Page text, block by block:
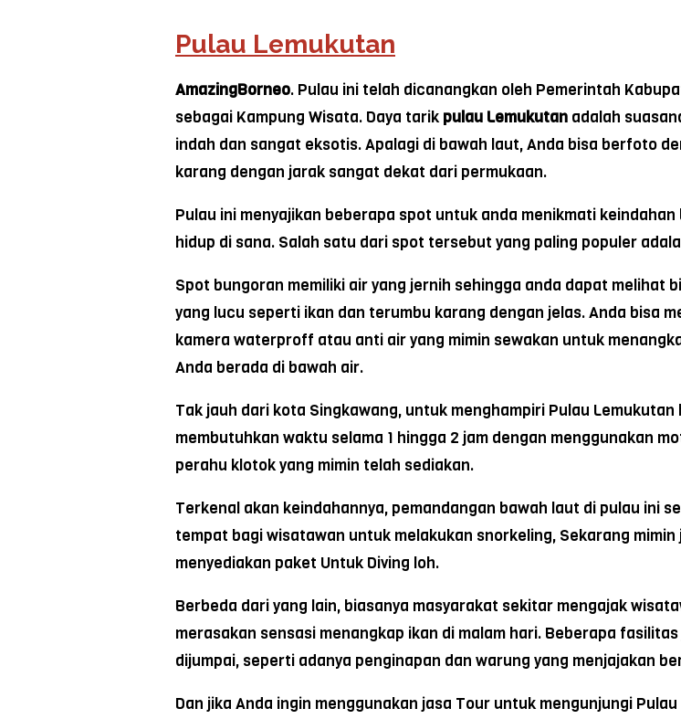
Pulau Lemukutan
AmazingBorneo. Pulau ini telah dicanangkan oleh Pemerintah
sebagai Kampung Wisata. Daya tarikpulau Lemukutan adalah
indah dan sangat eksotis. Apalagi di bawah laut, Anda bisa berfoto
karang dengan jarak sangat dekat dari permukaan.
Pulau ini menyajikan beberapa spot untuk anda menikmati
hidup di sana. Salah satu dari spot tersebut yang paling populer
Spot bungoran memiliki air yang jernih sehingga anda dapat melihat
yang lucu seperti ikan dan terumbu karang dengan jelas. Anda bisa
kamera waterproff atau anti air yang mimin sewakan untuk
Anda berada di bawah air.
Tak jauh dari kota Singkawang, untuk menghampiri Pulau Lemukutan
membutuhkan waktu selama 1 hingga 2 jam dengan menggunakan
perahu klotok yang mimin telah sediakan.
Terkenal akan keindahannya, pemandangan bawah laut di pulau ini
tempat bagi wisatawan untuk melakukan snorkeling, Sekarang mimin
menyediakan paket Untuk Diving loh.
Berbeda dari yang lain, biasanya masyarakat sekitar mengajak
merasakan sensasi menangkap ikan di malam hari. Beberapa
dijumpai, seperti adanya penginapan dan warung yang menjajakan
Dan jika Anda ingin menggunakan jasa Tour untuk mengunjungi Pulau